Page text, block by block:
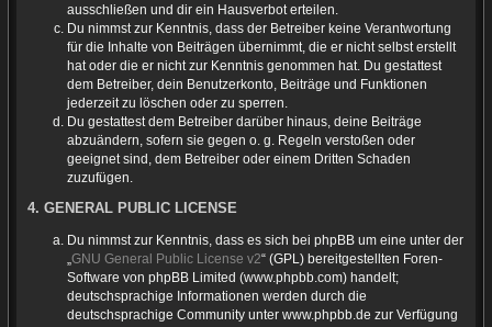
ausschließen und dir ein Hausverbot erteilen.
Du nimmst zur Kenntnis, dass der Betreiber keine Verantwortung
für die Inhalte von Beiträgen übernimmt, die er nicht selbst erstellt
hat oder die er nicht zur Kenntnis genommen hat. Du gestattest
dem Betreiber, dein Benutzerkonto, Beiträge und Funktionen
jederzeit zu löschen oder zu sperren.
Du gestattest dem Betreiber darüber hinaus, deine Beiträge
abzuändern, sofern sie gegen o. g. Regeln verstoßen oder
geeignet sind, dem Betreiber oder einem Dritten Schaden
zuzufügen.
4. GENERAL PUBLIC LICENSE
Du nimmst zur Kenntnis, dass es sich bei phpBB um eine unter der
„GNU General Public License v2“ (GPL) bereitgestellten Foren-
Software von phpBB Limited (www.phpbb.com) handelt;
deutschsprachige Informationen werden durch die
deutschsprachige Community unter www.phpbb.de zur Verfügung